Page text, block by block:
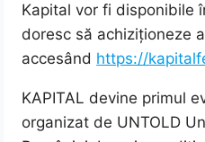
Kapital vor fi disponibile
doresc să achiziționeze
accesând https://
KAPITAL devine primul
organizat de UNTOLD